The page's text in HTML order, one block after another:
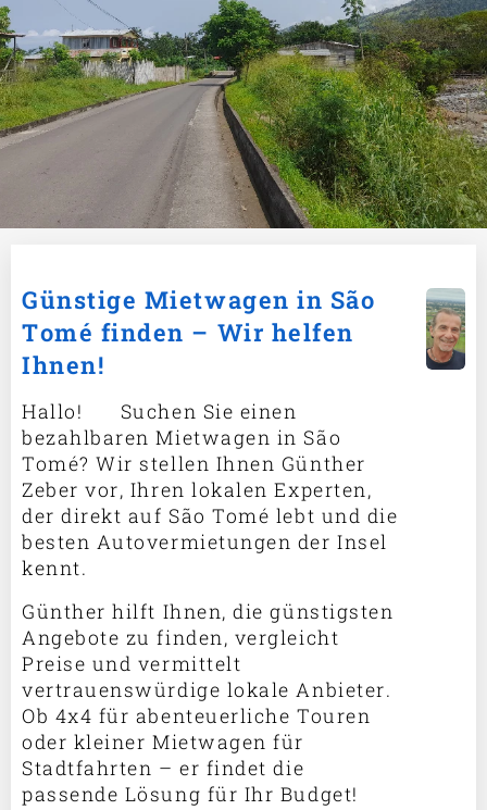
Günstige Mietwagen in São
Tomé finden – Wir helfen
Ihnen!
Hallo! 🚗 Suchen Sie einen
bezahlbaren Mietwagen in São
Tomé? Wir stellen Ihnen Günther
Zeber vor, Ihren lokalen Experten,
der direkt auf São Tomé lebt und die
besten Autovermietungen der Insel
kennt.
Günther hilft Ihnen, die günstigsten
Angebote zu finden, vergleicht
Preise und vermittelt
vertrauenswürdige lokale Anbieter.
Ob 4x4 für abenteuerliche Touren
oder kleiner Mietwagen für
Stadtfahrten – er findet die
passende Lösung für Ihr Budget!